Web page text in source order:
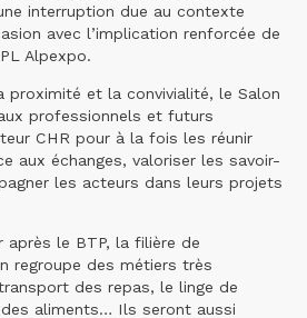
interruption due au contexte
avec l’implication renforcée de
Alpexpo.
proximité et la convivialité, le Salon
professionnels et futurs
CHR pour à la fois les réunir
aux échanges, valoriser les savoir-
les acteurs dans leurs projets
après le BTP, la filière de
regroupe des métiers très
des repas, le linge de
aliments… Ils seront aussi